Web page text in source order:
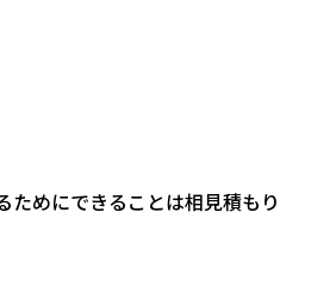
ためにできることは相見積もり